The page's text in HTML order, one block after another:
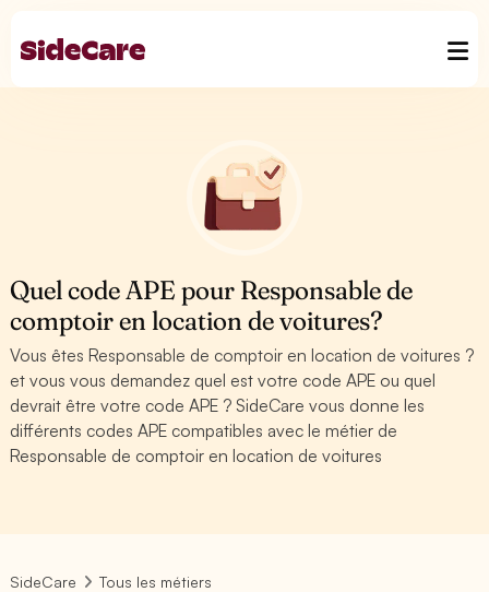
Quel code APE pour Responsable de
comptoir en location de voitures?
Vous êtes Responsable de comptoir en location de voitures ?
et vous vous demandez quel est votre code APE ou quel
devrait être votre code APE ? SideCare vous donne les
différents codes APE compatibles avec le métier de
Responsable de comptoir en location de voitures
SideCare
Tous les métiers